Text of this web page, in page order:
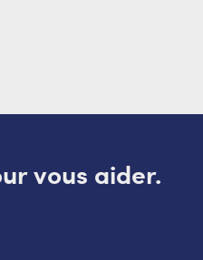
vous aider.